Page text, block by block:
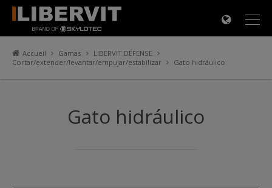
Accueil Gamas
LIBERVIT DÉFENSE
Cortar/extender/levantar/empujar/estabilizar
Gato hidráulico
Gato hidráulico